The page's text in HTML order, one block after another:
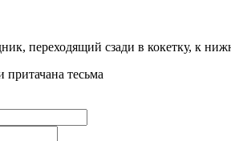
переходящий сзади в кокетку, к
тесьма